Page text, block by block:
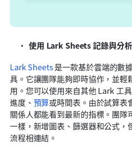
使用 Lark Sheets 記錄與分
Lark Sheets 是一款基於雲端的數
具。它讓團隊能夠即時協作，並輕
用。您可以使用來自其他 Lark 工
進度、 預算或時間表。由於試算表
關係人都能看到最新的指標。團隊
一樣，新增圖表、篩選器和公式，
流程相連結。